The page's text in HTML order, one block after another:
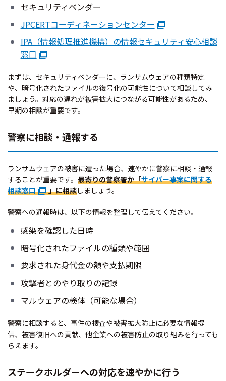
セキュリティベンダー
JPCERTコーディネーションセンター
IPA（情報処理推進機構）の情報セキュリティ安心相談
窓口
まずは、セキュリティベンダーに、ランサムウェアの種類特定
や、暗号化されたファイルの復号化の可能性について相談してみ
ましょう。対応の遅れが被害拡大につながる可能性があるため、
早期の相談が重要です。
警察に相談・通報する
ランサムウェアの被害に遭った場合、速やかに警察に相談・通報
することが重要です。 最寄りの警察署か「サイバー事案に関する
相談窓口
」に相談しましょう。
警察への通報時は、以下の情報を整理して伝えてください。
感染を確認した日時
暗号化されたファイルの種類や範囲
要求された身代金の額や支払期限
攻撃者とのやり取りの記録
マルウェアの検体（可能な場合）
警察に相談すると、事件の捜査や被害拡大防止に必要な情報提
供、被害復旧への貢献、他企業への被害防止の取り組みを行っても
らえます。
ステークホルダーへの対応を速やかに行う